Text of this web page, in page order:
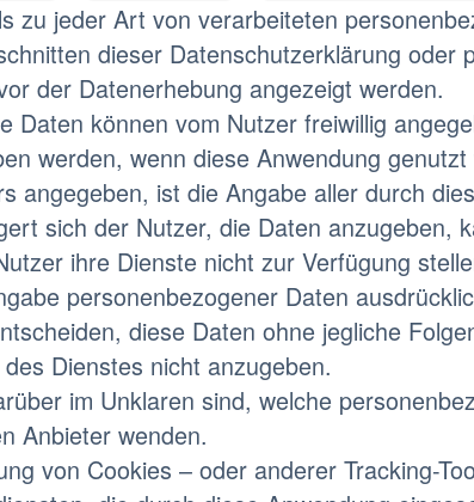
zu jeder Art von verarbeiteten
dieser Datenschutzerklärung oder
der Datenerhebung angezeigt werden.
Daten können vom Nutzer freiwillig
werden, wenn diese Anwendung genutzt
angegeben, ist die Angabe aller durch
sich der Nutzer, die Daten anzugeben,
ihre Dienste nicht zur Verfügung
personenbezogener Daten
diese Daten ohne jegliche
Dienstes nicht anzugeben.
im Unklaren sind, welche
Anbieter wenden.
von Cookies – oder anderer Tracking-